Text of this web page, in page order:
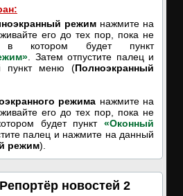
режим нажмите на
его до тех пор, пока не
в котором будет пункт
. Затем отпустите палец и
пункт меню (Полноэкранный
режима нажмите на
его до тех пор, пока не
будет пункт «Оконный
палец и нажмите на данный
режим).
новостей 2